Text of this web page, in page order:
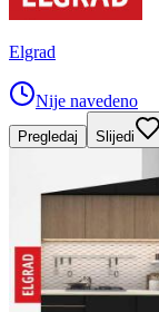
Elgrad
Nije navedeno
Pregledaj Slijedi